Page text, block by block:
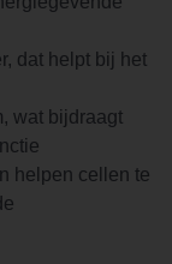
dat helpt bij het
wat bijdraagt
helpen cellen te